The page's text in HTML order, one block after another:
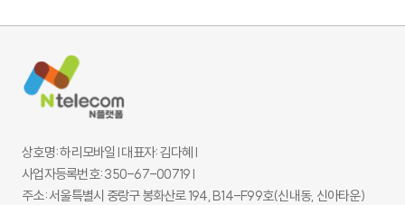
상호명: 하리모바일 l 대표자: 김다혜 l
사업자등록번호: 350-67-00719 l
주소: 서울특별시 중랑구 봉화산로 194, B14-F99호(신내동, 신아타운)